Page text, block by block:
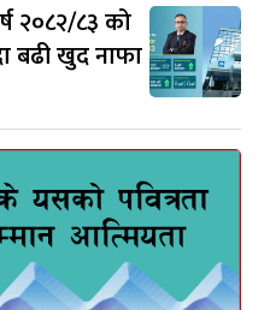
२०८२/८३ को
बढी खुद नाफा